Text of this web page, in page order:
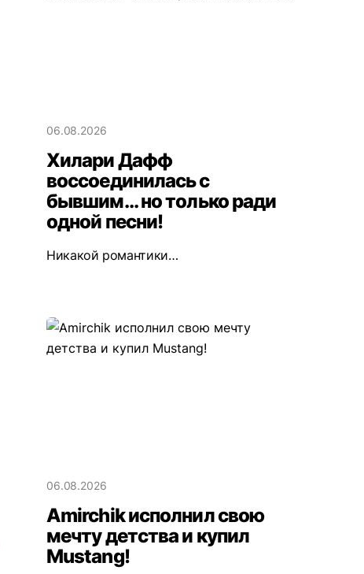
06.08.2026
Хилари Дафф
воссоединилась с
бывшим... но только ради
одной песни!
Никакой романтики…
06.08.2026
Amirchik исполнил свою
мечту детства и купил
Mustang!